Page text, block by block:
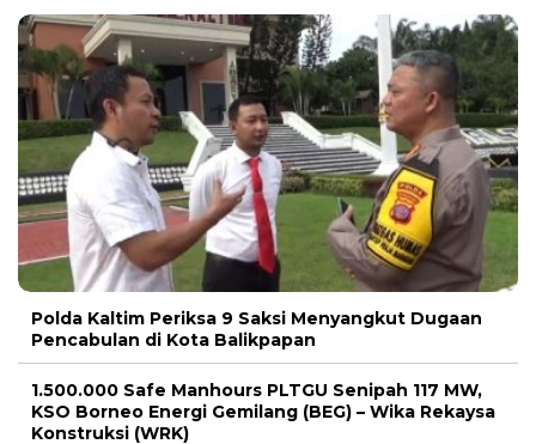
Polda Kaltim Periksa 9 Saksi Menyangkut Dugaan
Pencabulan di Kota Balikpapan
1.500.000 Safe Manhours PLTGU Senipah 117 MW,
KSO Borneo Energi Gemilang (BEG) – Wika Rekaysa
Konstruksi (WRK)